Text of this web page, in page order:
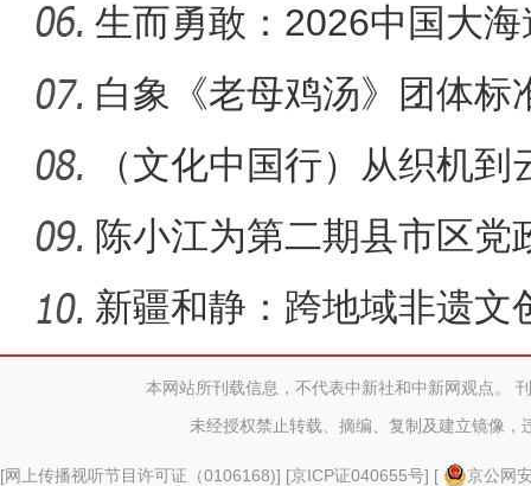
生而勇敢：2026中国大
野拉力赛
白象《老母鸡汤》团体标
有了权威
（文化中国行）从织机
绸的“
陈小江为第二期县市区党
新疆和静：跨地域非遗文
人专题
本网站所刊载信息，不代表中新社和中新网观点。
未经授权禁止转载、摘编、复制及建立镜像，
[网上传播视听节目许可证（0106168)] [京ICP证040655号] [
京公网